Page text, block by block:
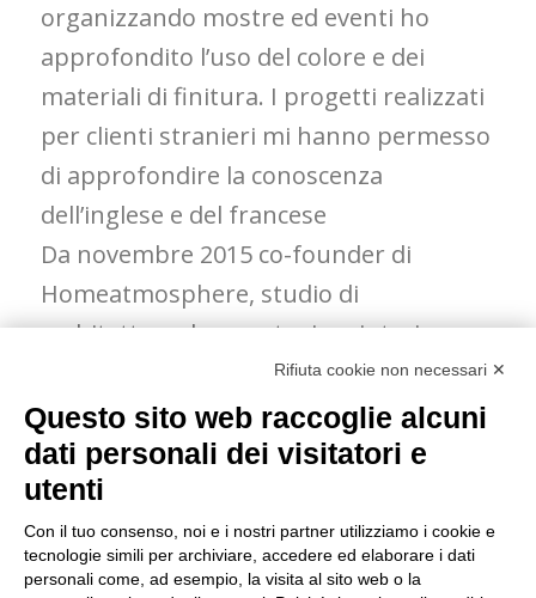
organizzando mostre ed eventi ho
approfondito l’uso del colore e dei
materiali di finitura. I progetti realizzati
per clienti stranieri mi hanno permesso
di approfondire la conoscenza
dell’inglese e del francese
Da novembre 2015 co-founder di
Homeatmosphere, studio di
architettura, home staging, interior e
re-looking che opera in Piemonte e Valle
d’Aosta, Lombardia, Liguria e Costa
Azzurra
TORNA AI
Rifiuta cookie non necessari ✕
Questo sito web raccoglie alcuni
dati personali dei visitatori e
utenti
Con il tuo consenso, noi e i nostri partner utilizziamo i cookie e
tecnologie simili per archiviare, accedere ed elaborare i dati
personali come, ad esempio, la visita al sito web o la